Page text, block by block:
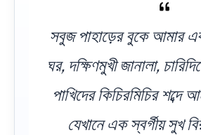
সবুজ পাহাড়ের বুকে আমার
ঘর, দক্ষিণমুখী জানালা,
পাখিদের কিচিরমিচির শব্দে
যেখানে এক স্বর্গীয় সুখ